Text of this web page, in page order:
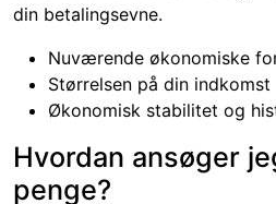
din betalingsevne.
Nuværende økonomiske
Størrelsen på din indkomst
Økonomisk stabilitet og
Hvordan ansøger
penge?